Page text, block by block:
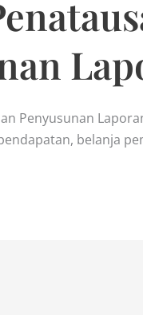
Penyusunan
belanja